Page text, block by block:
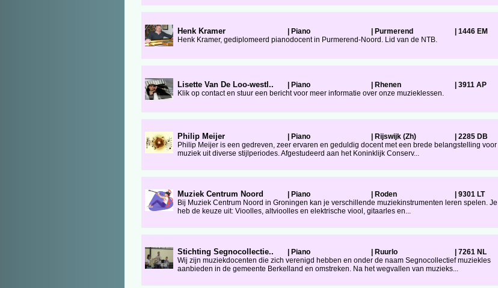
Henk Kramer Piano Purmerend
1446 EM
Henk Kramer, gediplomeerd pianodocent in Purmerend-Noord. Lid van de NTB.
Lisette Van De Loo-westl.. Piano Rhenen
3911 AP
Klik op contact en stuur een bericht voor meer informatie over onze muzieklessen.
Philip Meijer Piano Rijswijk (Zh)
2285 DB
Philip Meijer is een gedreven, zeer ervaren en geduldig docent met een brede belangstelling voor
muziek uit diverse stijlperiodes. Afgestudeerd aan het Koninklijk Conserv...
Muziek Centrum Noord Piano Roden
9301 LT
Bij Muziek Centrum Noord in Groningen kan je verschillende muziekinstrumenten leren spelen. Je
heb de keuze uit: Vioolles, altvioolles en elektrische viool, gitaarles en...
Stichting Segnocollectie.. Piano Ruurlo
7261 NL
Wij zijn muziekdocenten die zich verenigd hebben en onder de naam Segnocollectief muziekles
aanbieden in de gemeente Berkelland en omstreken. Na het wegvallen van muzieks...